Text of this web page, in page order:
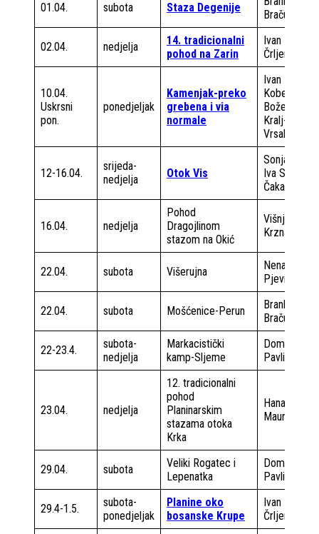
01.04. subota Staza Degenije
Bračun
02.04. nedjelja
14. tradicionalni
pohod na Zarin
Ivan
Črljenec
10.04.
Uskrsni
pon.
ponedjeljak
Kamenjak-preko
grebena i via
normale
Ivan
Kobeščak
Božena
Kralj-
Vrsalović
12-16.04.
srijeda-
nedjelja
Otok Vis
Sonja Šikić
Iva Saćer
Čakarun
16.04. nedjelja
Pohod
Dragojlinom
stazom na Okić
Višnja
Krznarić
22.04. subota Višerujna
Nenad
Pjević
22.04. subota Mošćenice-Perun
Brankica
Bračun
22-23.4.
subota-
nedjelja
Markacistički
kamp-Sljeme
Domagoj
Pavlin
23.04. nedjelja
12. tradicionalni
pohod
Planinarskim
stazama otoka
Krka
Hana
Maurović
29.04. subota
Veliki Rogatec i
Lepenatka
Domagoj
Pavlin
29.4-1.5.
subota-
ponedjeljak
Planine oko
bosanske Krupe
Ivan
Črljenec